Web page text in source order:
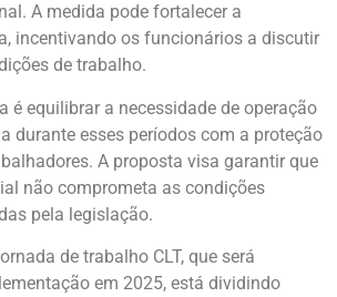
A medida pode fortalecer a
incentivando os funcionários a discutir
de trabalho.
é equilibrar a necessidade de operação
durante esses períodos com a proteção
A proposta visa garantir que
não comprometa as condições
pela legislação.
de trabalho CLT, que será
em 2025, está dividindo